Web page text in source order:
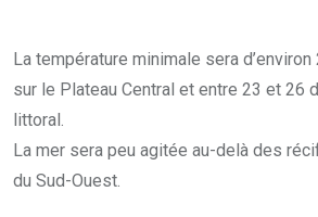
La température minimale sera
sur le Plateau Central et entre 23 et 26
littoral.
La mer sera peu agitée au-delà des
du Sud-Ouest.